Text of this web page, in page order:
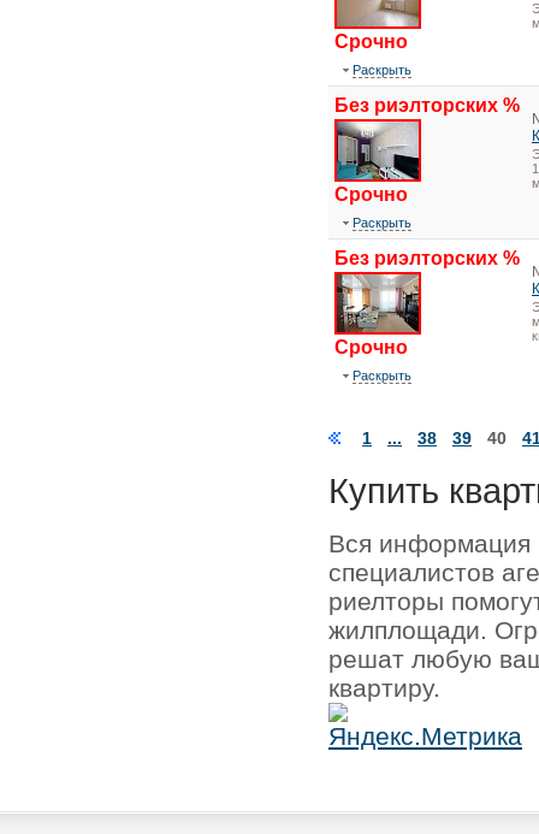
Срочно
Раскрыть
Без риэлторских %
Срочно
Раскрыть
Без риэлторских %
Срочно
Раскрыть
1 ... 38 39 40
Купить
Вся информация
специалистов
риелторы
жилплощади.
решат любую
квартиру.